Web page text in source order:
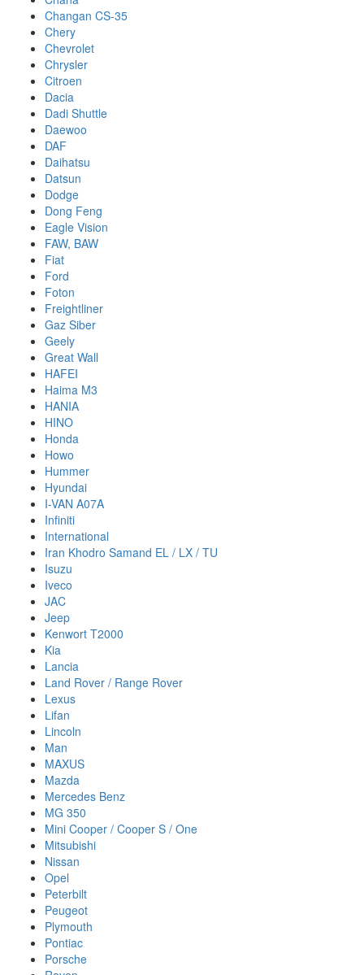
Changan CS-35
Chery
Chevrolet
Chrysler
Citroen
Dacia
Dadi Shuttle
Daewoo
DAF
Daihatsu
Datsun
Dodge
Dong Feng
Eagle Vision
FAW, BAW
Fiat
Ford
Foton
Freightliner
Gaz Siber
Geely
Great Wall
HAFEI
Haima M3
HANIA
HINO
Honda
Howo
Hummer
Hyundai
I-VAN A07A
Infiniti
International
Iran Khodro Samand EL / LX / TU
Isuzu
Iveco
JAC
Jeep
Kenwort T2000
Kia
Lancia
Land Rover / Range Rover
Lexus
Lifan
Lincoln
Man
MAXUS
Mazda
Mercedes Benz
MG 350
Mini Cooper / Cooper S / One
Mitsubishi
Nissan
Opel
Peterbilt
Peugeot
Plymouth
Pontiac
Porsche